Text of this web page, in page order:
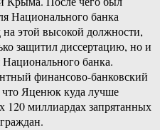
Национального банка
этой высокой должности,
защитил диссертацию, но и
Национального банка.
финансово-банковский
Яценюк куда лучше
120 миллиардах запрятанных